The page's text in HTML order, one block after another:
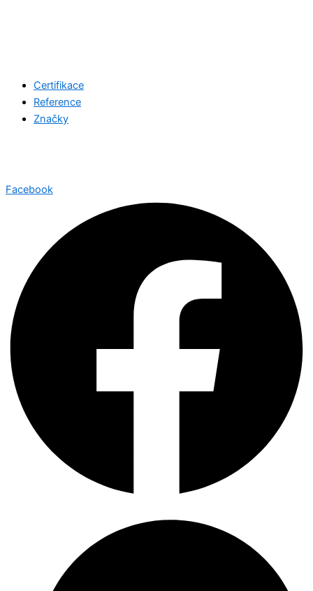
Certifikace
Reference
Značky
Facebook